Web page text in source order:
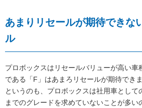
あまりリセールが期待できな
ル
プロボックスはリセールバリューが高い車
である「F」はあまろリセールが期待できま
というのも、プロボックスは社用車として
までのグレードを求めていないことが多い